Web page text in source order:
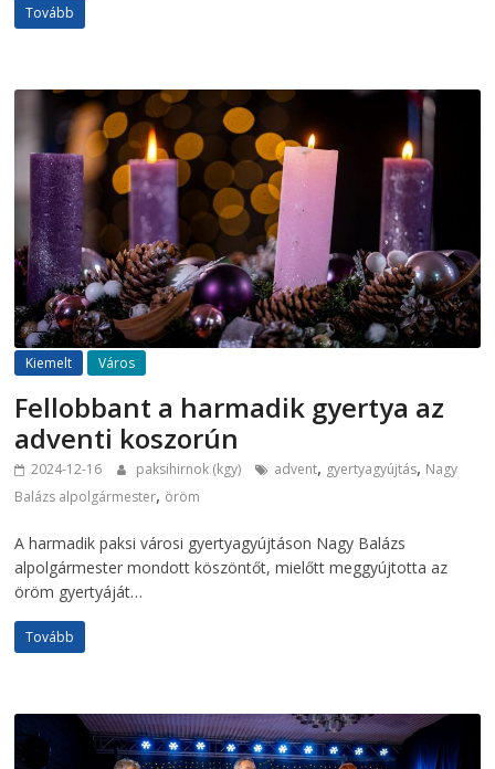
Tovább
Kiemelt Város
Fellobbant a harmadik gyertya az
adventi koszorún
2024-12-16 paksihirnok (kgy) advent, gyertyagyújtás, Nagy
Balázs alpolgármester, öröm
A harmadik paksi városi gyertyagyújtáson Nagy Balázs
alpolgármester mondott köszöntőt, mielőtt meggyújtotta az
öröm gyertyáját…
Tovább